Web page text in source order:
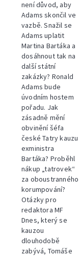
není důvod, aby
Adams skončil ve
vazbě. Snažil se
Adams uplatit
Martina Bartáka a
dosáhnout tak na
další státní
zakázky? Ronald
Adams bude
úvodním hostem
pořadu. Jak
zásadně mění
obvinění šéfa
české Tatry kauzu
exministra
Bartáka? Proběhl
nákup „tatrovek“
za oboustranného
korumpování?
Otázky pro
redaktora MF
Dnes, který se
kauzou
dlouhodobě
zabývá, Tomáše